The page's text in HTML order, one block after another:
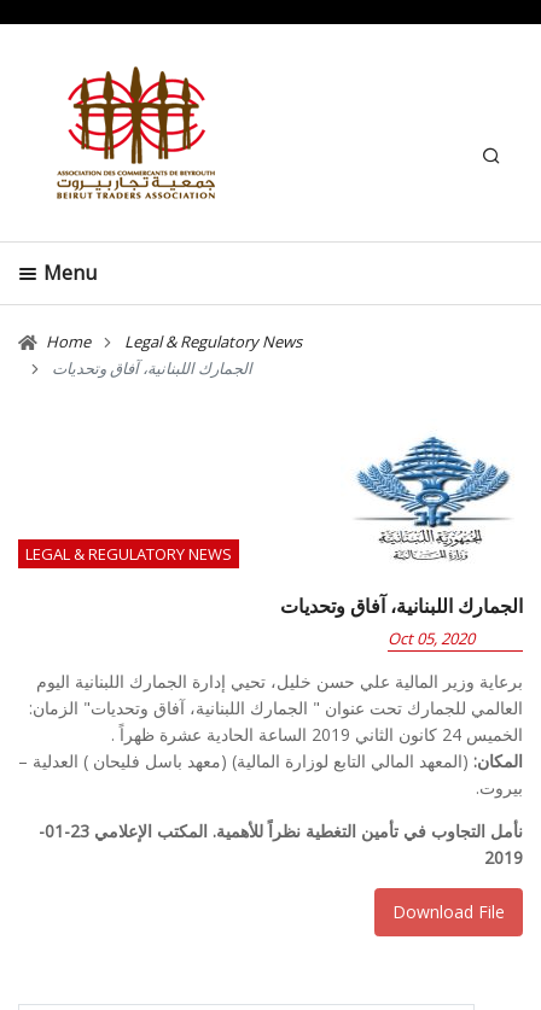
Search
Menu
Home
Legal & Regulatory News
الجمارك اللبنانية، آفاق وتحديات
LEGAL & REGULATORY NEWS
الجمارك اللبنانية، آفاق وتحديات
Oct 05, 2020
برعاية وزير المالية علي حسن خليل، تحيي إدارة الجمارك اللبنانية اليوم
العالمي للجمارك تحت عنوان " الجمارك اللبنانية، آفاق وتحديات" الزمان:
الخميس 24 كانون الثاني 2019 الساعة الحادية عشرة ظهراً .
المكان: (المعهد المالي التابع لوزارة المالية) (معهد باسل فليحان ) العدلية –
بيروت.
نأمل التجاوب في تأمين التغطية نظراً للأهمية. المكتب الإعلامي 23-01-
2019
Download File